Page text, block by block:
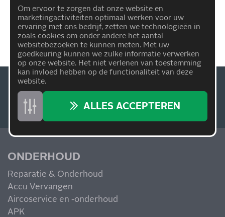
Meld je aan voor onze nieuwsbrief!
INSCHRIJVEN NIEUWSBRIEF
Blijf op de hoogte van al onze acties, aanbiedingen en
meer!
Carteam Smink | Alle rechten voorbehouden |
Carteam worden?
ONDERHOUD
Reparatie & Onderhoud
Accu Vervangen
Aircoservice en -onderhoud
APK
Om ervoor te zorgen dat onze website en
marketingactiviteiten optimaal werken voor uw
ervaring met ons bedrijf, zetten we technologieën in
zoals cookies om onder andere het aantal
websitebezoeken te kunnen meten. Met uw
goedkeuring kunnen we zulke informatie verwerken
op onze website. Het niet verlenen van toestemming
kan invloed hebben op de functionaliteit van deze
website.
ALLES ACCEPTEREN